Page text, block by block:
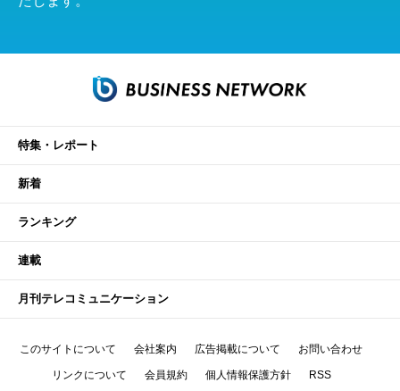
特集・レポート
新着
ランキング
連載
月刊テレコミュニケーション
このサイトについて 会社案内 広告掲載について お問い合わせ
リンクについて 会員規約 個人情報保護方針 RSS